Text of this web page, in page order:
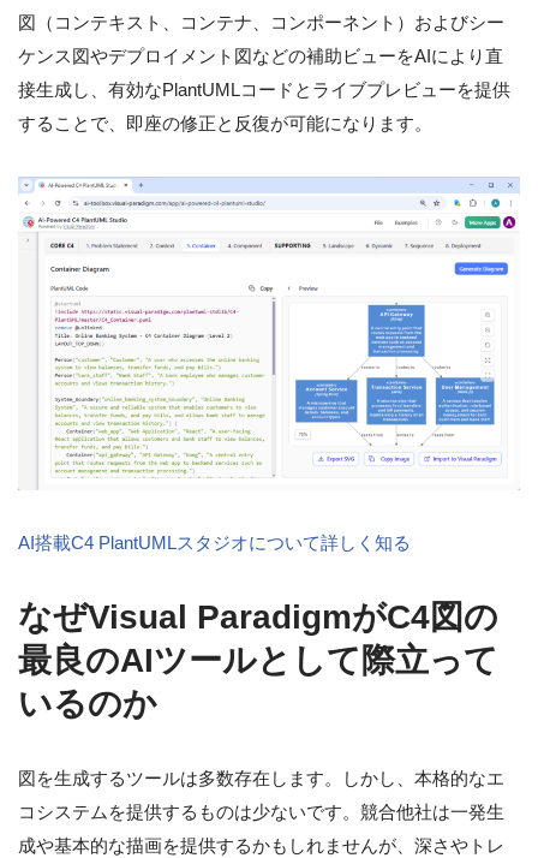
図（コンテキスト、コンテナ、コンポーネント）およびシー
ケンス図やデプロイメント図などの補助ビューをAIにより直
接生成し、有効なPlantUMLコードとライブプレビューを提供
することで、即座の修正と反復が可能になります。
AI搭載C4 PlantUMLスタジオについて詳しく知る
なぜVisual ParadigmがC4図の
最良のAIツールとして際立って
いるのか
図を生成するツールは多数存在します。しかし、本格的なエ
コシステムを提供するものは少ないです。競合他社は一発生
成や基本的な描画を提供するかもしれませんが、深さやトレ